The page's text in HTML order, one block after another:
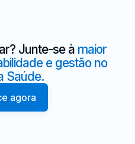
Junte-se à maior
e gestão no
Saúde.
agora